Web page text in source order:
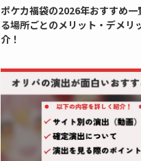
ポケカ福袋の2026年おすすめ
る場所ごとのメリット・デメリ
介！